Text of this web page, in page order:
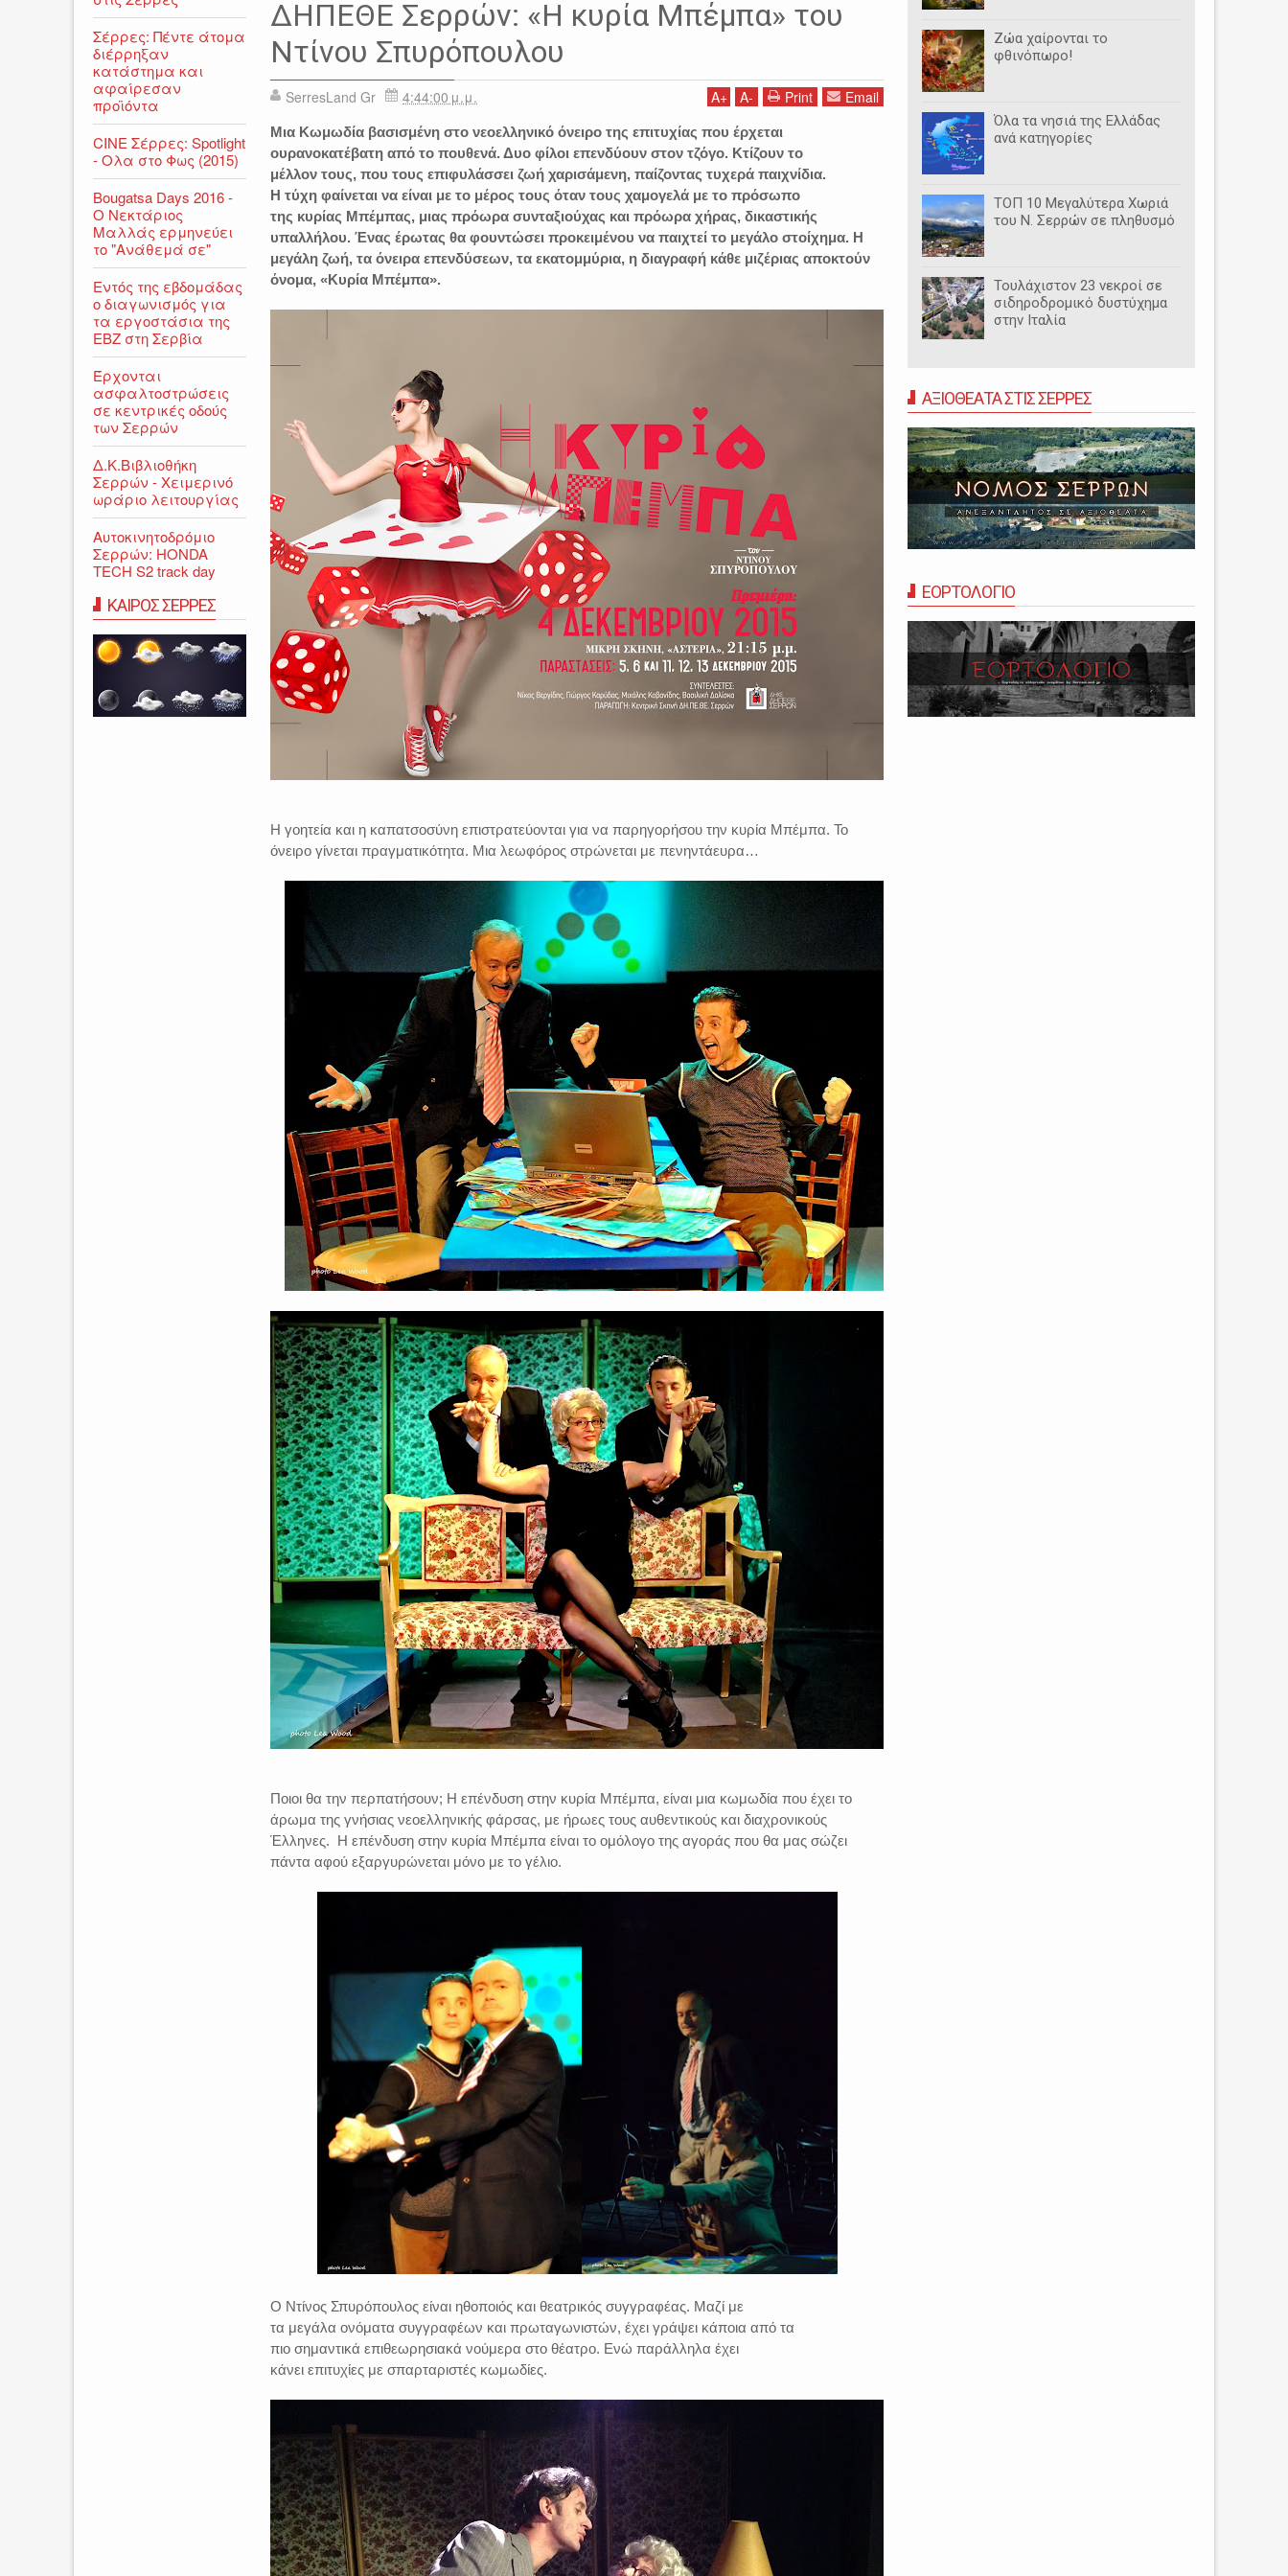
ΔΗΠΕΘΕ Σερρών: «Η κυρία Μπέμπα» του
Ντίνου Σπυρόπουλου
SerresLand Gr 4:44:00 μ.μ. A+ A- Print Email
Μια Κωμωδία βασισμένη στο νεοελληνικό όνειρο της επιτυχίας που έρχεται
ουρανοκατέβατη από το πουθενά. Δυο φίλοι επενδύουν στον τζόγο. Κτίζουν το
μέλλον τους, που τους επιφυλάσσει ζωή χαρισάμενη, παίζοντας τυχερά παιχνίδια.
Η τύχη φαίνεται να είναι με το μέρος τους όταν τους χαμογελά με το πρόσωπο
της κυρίας Μπέμπας, μιας πρόωρα συνταξιούχας και πρόωρα χήρας, δικαστικής
υπαλλήλου. Ένας έρωτας θα φουντώσει προκειμένου να παιχτεί το μεγάλο στοίχημα. Η
μεγάλη ζωή, τα όνειρα επενδύσεων, τα εκατομμύρια, η διαγραφή κάθε μιζέριας αποκτούν
όνομα, «Κυρία Μπέμπα».
Η γοητεία και η καπατσοσύνη επιστρατεύονται για να παρηγορήσου την κυρία Μπέμπα. Το
όνειρο γίνεται πραγματικότητα. Μια λεωφόρος στρώνεται με πενηντάευρα…
Ποιοι θα την περπατήσουν; Η επένδυση στην κυρία Μπέμπα, είναι μια κωμωδία που έχει το
άρωμα της γνήσιας νεοελληνικής φάρσας, με ήρωες τους αυθεντικούς και διαχρονικούς
Έλληνες. Η επένδυση στην κυρία Μπέμπα είναι το ομόλογο της αγοράς που θα μας σώζει
πάντα αφού εξαργυρώνεται μόνο με το γέλιο.
Ο Ντίνος Σπυρόπουλος είναι ηθοποιός και θεατρικός συγγραφέας. Μαζί με
τα μεγάλα ονόματα συγγραφέων και πρωταγωνιστών, έχει γράψει κάποια από τα
πιο σημαντικά επιθεωρησιακά νούμερα στο θέατρο. Ενώ παράλληλα έχει
κάνει επιτυχίες με σπαρταριστές κωμωδίες.
Ζώα χαίρονται το
φθινόπωρο!
Όλα τα νησιά της Ελλάδας
ανά κατηγορίες
ΤΟΠ 10 Μεγαλύτερα Χωριά
του Ν. Σερρών σε πληθυσμό
Τουλάχιστον 23 νεκροί σε
σιδηροδρομικό δυστύχημα
στην Ιταλία
ΑΞΙΟΘΕΑΤΑ ΣΤΙΣ ΣΕΡΡΕΣ
ΕΟΡΤΟΛΟΓΙΟ
Σέρρες: Πέντε άτομα
διέρρηξαν
κατάστημα και
αφαίρεσαν
προϊόντα
CINE Σέρρες: Spotlight
- Ολα στο Φως (2015)
Bougatsa Days 2016 -
Ο Νεκτάριος
Μαλλάς ερμηνεύει
το "Ανάθεμά σε"
Εντός της εβδομάδας
ο διαγωνισμός για
τα εργοστάσια της
ΕΒΖ στη Σερβία
Έρχονται
ασφαλτοστρώσεις
σε κεντρικές οδούς
των Σερρών
Δ.Κ.Βιβλιοθήκη
Σερρών - Χειμερινό
ωράριο λειτουργίας
Αυτοκινητοδρόμιο
Σερρών: HONDA
TECH S2 track day
ΚΑΙΡΟΣ ΣΕΡΡΕΣ